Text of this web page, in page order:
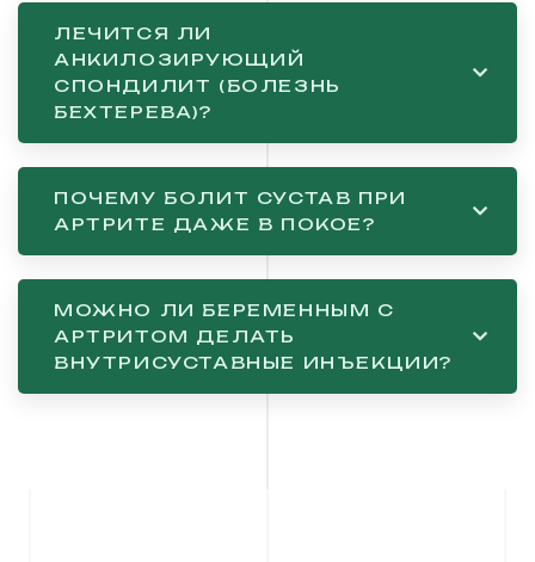
ЛЕЧИТСЯ ЛИ
АНКИЛОЗИРУЮЩИЙ
СПОНДИЛИТ (БОЛЕЗНЬ
БЕХТЕРЕВА)?
ПОЧЕМУ БОЛИТ СУСТАВ ПРИ
АРТРИТЕ ДАЖЕ В ПОКОЕ?
МОЖНО ЛИ БЕРЕМЕННЫМ С
АРТРИТОМ ДЕЛАТЬ
ВНУТРИСУСТАВНЫЕ ИНЪЕКЦИИ?